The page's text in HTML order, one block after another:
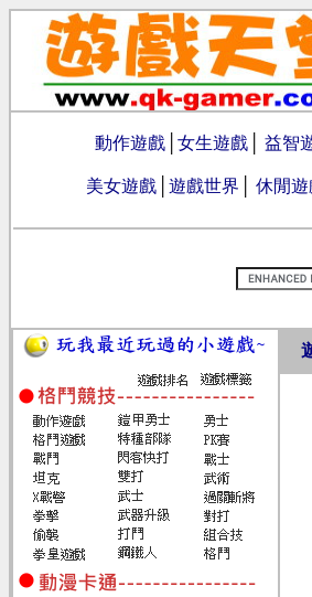
動作遊戲 女生遊戲 益智
美女遊戲 遊戲世界 休閒遊